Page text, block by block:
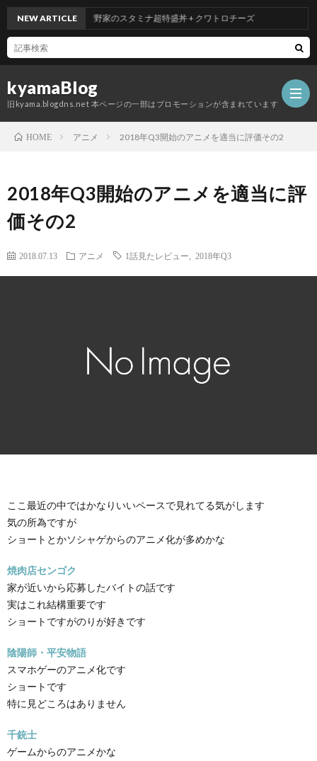
kyamaBlog
旧kyama.blogdns.net 本ページの一部はプロモーションが含まれています
NEW ARTICLE吉野家のスタミナ超特盛丼 + クワトロチーズ
HOME アニメ 2018年Q3開始のアニメを適当に評価その2
2018年Q3開始のアニメを適当に評
価その2
2018.07.13 アニメ 1話見たレビュー 2018年Q3
ここ最近の中ではかなりいいペースで見れてる気がします
気の所為ですが
ショートとかソシャゲからのアニメ化が多めかな
焼肉店センゴク
家が近いから応募したバイトの話です
実はこれ結構重要です
ショートですがのりが好きです
陰陽師・平安物語
スマホゲーのアニメ化です
ショートです
特に見どころはありません
千銃士
ゲームからのアニメかな